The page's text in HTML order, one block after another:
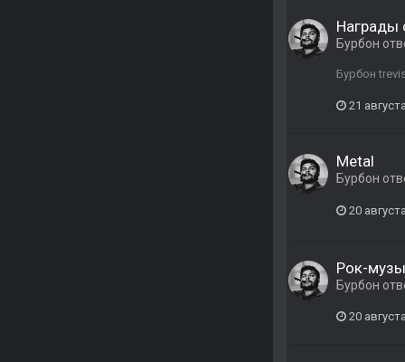
Награды
Бурбон
Бурбон
21
Metal
Бурбон
20
Рок-
Бурбон
20